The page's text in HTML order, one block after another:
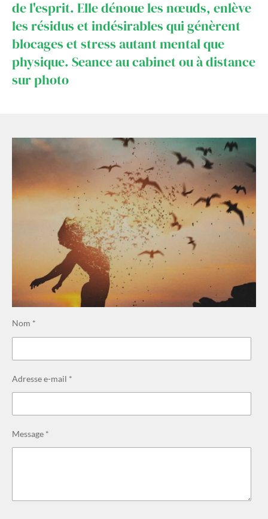
de l'esprit. Elle dénoue les nœuds, enlève
les résidus et indésirables qui génèrent
blocages et stress autant mental que
physique. Seance au cabinet ou à distance
sur photo
Nom *
Adresse e-mail *
Message *